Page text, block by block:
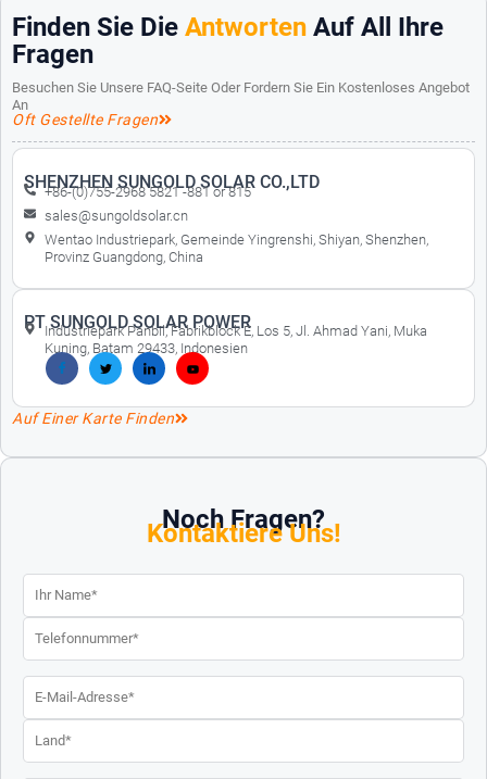
Finden Sie Die Antworten Auf All Ihre
Fragen
Besuchen Sie Unsere FAQ-Seite Oder Fordern Sie Ein Kostenloses Angebot
An
Oft Gestellte Fragen
SHENZHEN SUNGOLD SOLAR CO.,LTD
+86-(0)755-2968 5821 -881 or 815
sales@sungoldsolar.cn
Wentao Industriepark, Gemeinde Yingrenshi, Shiyan, Shenzhen,
Provinz Guangdong, China
PT SUNGOLD SOLAR POWER
Industriepark Panbil, Fabrikblock E, Los 5, Jl. Ahmad Yani, Muka
Kuning, Batam 29433, Indonesien
Auf Einer Karte Finden
Noch Fragen?
Kontaktiere Uns!